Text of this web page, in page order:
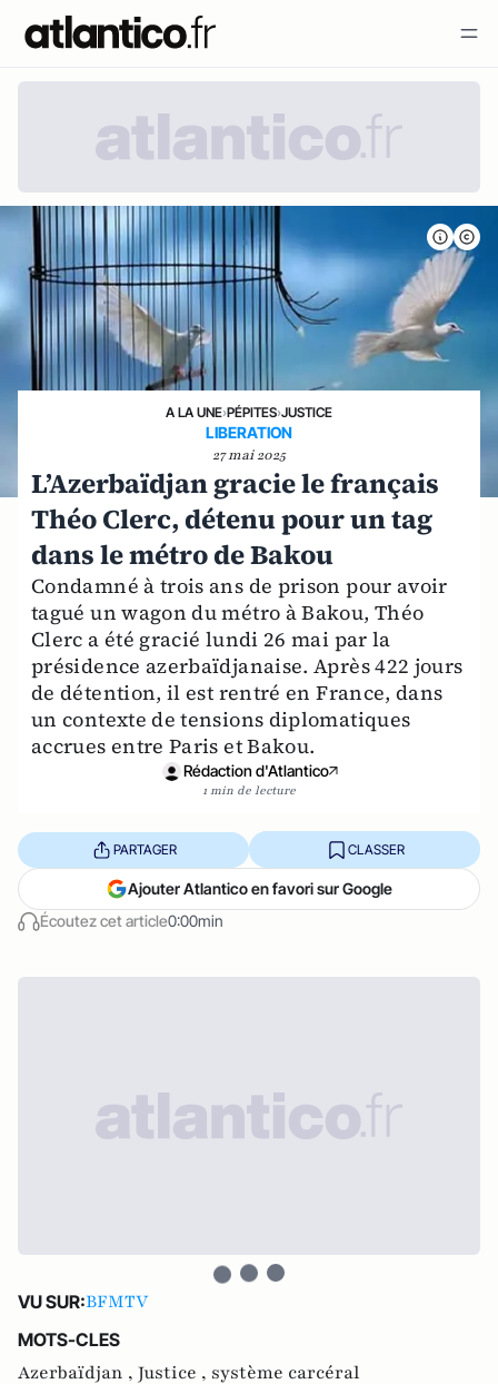
A LA UNE›PÉPITES›JUSTICE
LIBERATION
27 mai 2025
L’Azerbaïdjan gracie le français
Théo Clerc, détenu pour un tag
dans le métro de Bakou
Condamné à trois ans de prison pour avoir
tagué un wagon du métro à Bakou, Théo
Clerc a été gracié lundi 26 mai par la
présidence azerbaïdjanaise. Après 422 jours
de détention, il est rentré en France, dans
un contexte de tensions diplomatiques
accrues entre Paris et Bakou.
Rédaction d'Atlantico
1 min de lecture
Écoutez cet article0:00min
PARTAGER CLASSER
Ajouter Atlantico en favori sur Google
VU SUR:BFMTV
MOTS-CLES
Azerbaïdjan , Justice , système carcéral